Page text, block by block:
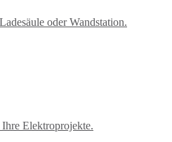
oder Wandstation.
Elektroprojekte.